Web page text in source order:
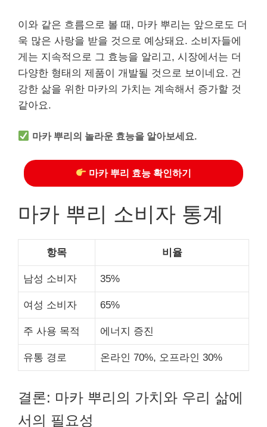
이와 같은 흐름으로 볼 때, 마카 뿌리는 앞으로도 더
욱 많은 사랑을 받을 것으로 예상돼요. 소비자들에
게는 지속적으로 그 효능을 알리고, 시장에서는 더
다양한 형태의 제품이 개발될 것으로 보이네요. 건
강한 삶을 위한 마카의 가치는 계속해서 증가할 것
같아요.
마카 뿌리의 놀라운 효능을 알아보세요.
마카 뿌리 효능 확인하기
마카 뿌리 소비자 통계
항목 비율
남성 소비자 35%
여성 소비자 65%
주 사용 목적 에너지 증진
유통 경로 온라인 70%, 오프라인 30%
결론: 마카 뿌리의 가치와 우리 삶에
서의 필요성